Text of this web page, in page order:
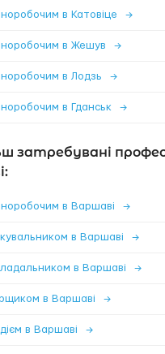
в Катовіце →
в Жешув →
в Лодзь →
в Гданськ →
затребувані
в Варшаві →
в Варшаві →
в Варшаві →
в Варшаві →
в Варшаві →